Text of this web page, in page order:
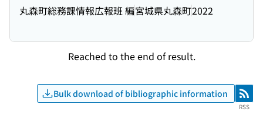
丸森町総務課情報広報班 編宮城県丸森町2022
Reached to the end of result.
Bulk download of bibliographic information RSS
RSS